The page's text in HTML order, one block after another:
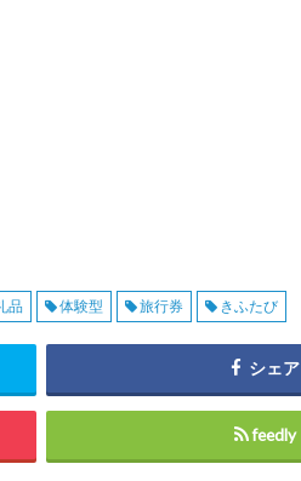
品 体験型 旅行券 きふたび
シェア
feedly